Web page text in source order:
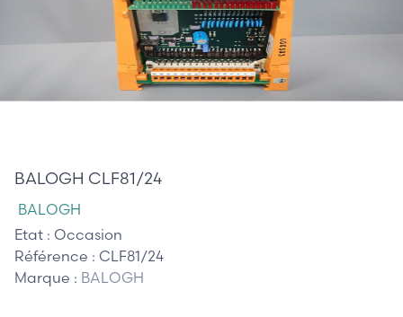
BALOGH CLF81/24
BALOGH
Etat : Occasion
Référence : CLF81/24
Marque : BALOGH